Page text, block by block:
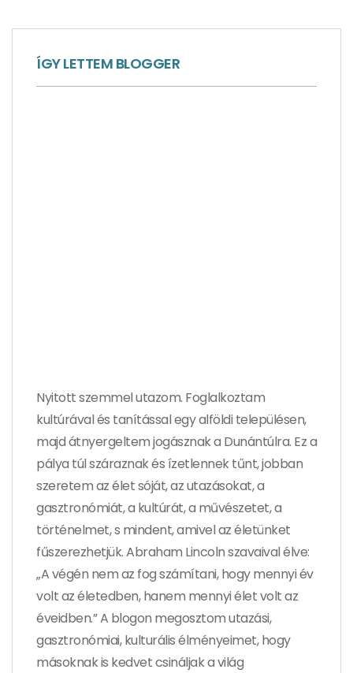
ÍGY LETTEM BLOGGER
Nyitott szemmel utazom. Foglalkoztam
kultúrával és tanítással egy alföldi településen,
majd átnyergeltem jogásznak a Dunántúlra. Ez a
pálya túl száraznak és ízetlennek tűnt, jobban
szeretem az élet sóját, az utazásokat, a
gasztronómiát, a kultúrát, a művészetet, a
történelmet, s mindent, amivel az életünket
fűszerezhetjük. Abraham Lincoln szavaival élve:
„A végén nem az fog számítani, hogy mennyi év
volt az életedben, hanem mennyi élet volt az
éveidben.” A blogon megosztom utazási,
gasztronómiai, kulturális élményeimet, hogy
másoknak is kedvet csináljak a világ